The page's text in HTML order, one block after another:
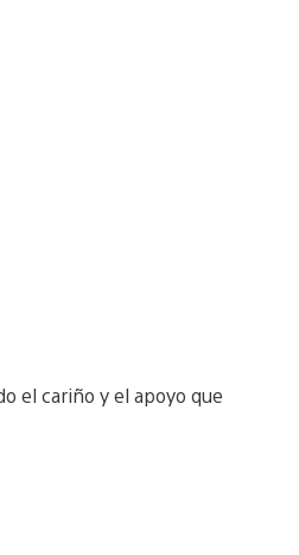
el cariño y el apoyo que